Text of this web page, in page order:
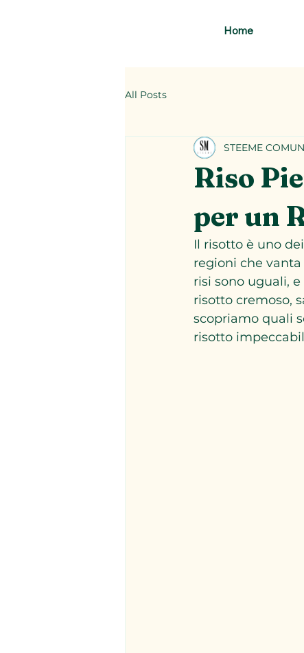
Home
All Posts
Riso
per un
STEEME
Il risotto è uno
regioni che
risi sono uguali,
risotto cremoso,
scopriamo quali
risotto